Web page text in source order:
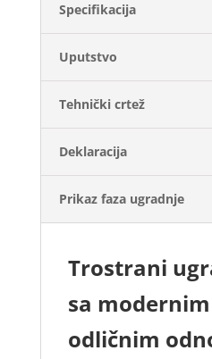
Završnu obradu do
podrazumeva
vazduha
Specifikacija
Uputstvo
Tehnički crtež
Deklaracija
Prikaz faza ugradnje
Trostrani
sa
odličnim